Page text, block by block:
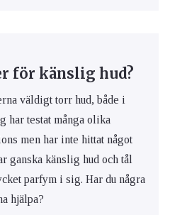
för känslig hud?
väldigt torr hud, både i
har testat många olika
men har inte hittat något
ganska känslig hud och tål
parfym i sig. Har du några
hjälpa?